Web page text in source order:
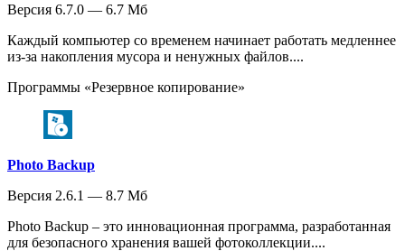
Версия 6.7.0 — 6.7 Мб
Каждый компьютер со временем начинает работать медленнее
из-за накопления мусора и ненужных файлов....
Программы «Резервное копирование»
Photo Backup
Версия 2.6.1 — 8.7 Мб
Photo Backup – это инновационная программа, разработанная
для безопасного хранения вашей фотоколлекции....